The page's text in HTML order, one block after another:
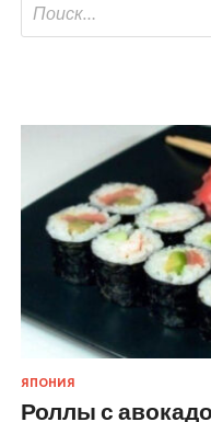
ЯПОНИЯ
Роллы с